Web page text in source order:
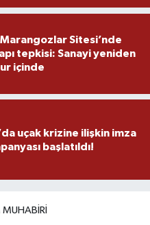
Marangozlar Sitesi’nde
tepkisi: Sanayi yeniden
içinde
uçak krizine ilişkin imza
başlatıldı!